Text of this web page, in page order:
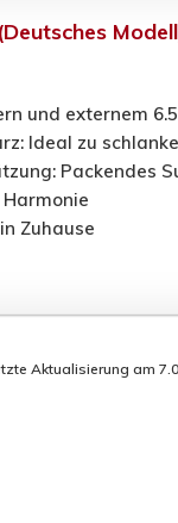
und externem
Ideal zu
Packendes
Zuhause
Aktualisierung am